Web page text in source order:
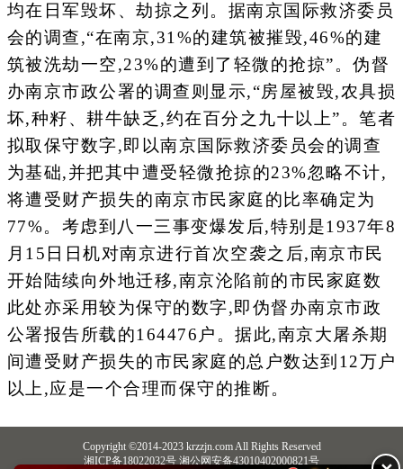
均在日军毁坏、劫掠之列。据南京国际救济委员
会的调查,“在南京,31%的建筑被摧毁,46%的建
筑被洗劫一空,23%的遭到了轻微的抢掠”。伪督
办南京市政公署的调查则显示,“房屋被毁,农具损
坏,种籽、耕牛缺乏,约在百分之九十以上”。笔者
拟取保守数字,即以南京国际救济委员会的调查
为基础,并把其中遭受轻微抢掠的23%忽略不计,
将遭受财产损失的南京市民家庭的比率确定为
77%。考虑到八一三事变爆发后,特别是1937年8
月15日日机对南京进行首次空袭之后,南京市民
开始陆续向外地迁移,南京沦陷前的市民家庭数
此处亦采用较为保守的数字,即伪督办南京市政
公署报告所载的164476户。据此,南京大屠杀期
间遭受财产损失的市民家庭的总户数达到12万户
以上,应是一个合理而保守的推断。
Copyright ©2014-2023 krzzjn.com All Rights Reserved
湘ICP备18022032号 湘公网安备43010402000821号